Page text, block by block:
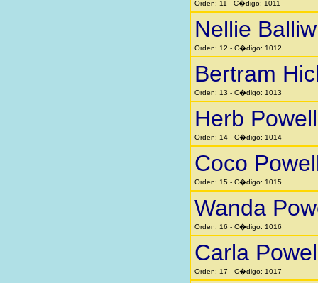
Orden: 11 - C�digo: 1011
Nellie
Orden: 12 - C�digo: 1012
Bertram
Orden: 13 - C�digo: 1013
Herb Powell
Orden: 14 - C�digo: 1014
Coco
Orden: 15 - C�digo: 1015
Wanda
Orden: 16 - C�digo: 1016
Carla
Orden: 17 - C�digo: 1017